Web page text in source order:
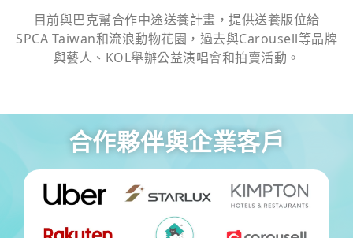
目前與巴克幫合作中途送養計畫，提供送養版位給
SPCA Taiwan和流浪動物花園，過去與Carousell等品牌
與藝人、KOL舉辦公益演唱會和拍賣活動。
合作夥伴與企業客戶